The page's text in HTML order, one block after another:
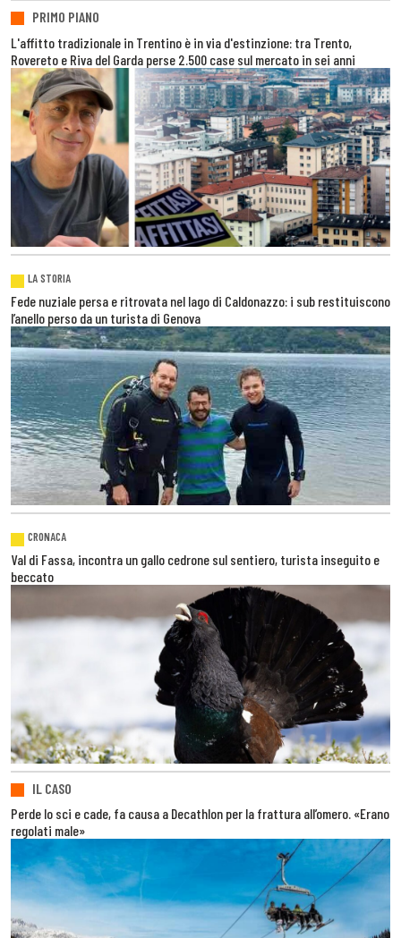
PRIMO PIANO
L'affitto tradizionale in Trentino è in via d'estinzione: tra Trento,
Rovereto e Riva del Garda perse 2.500 case sul mercato in sei anni
LA STORIA
Fede nuziale persa e ritrovata nel lago di Caldonazzo: i sub restituiscono
l’anello perso da un turista di Genova
CRONACA
Val di Fassa, incontra un gallo cedrone sul sentiero, turista inseguito e
beccato
IL CASO
Perde lo sci e cade, fa causa a Decathlon per la frattura all’omero. «Erano
regolati male»